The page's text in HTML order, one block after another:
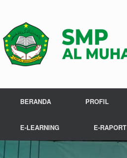
BERANDA PROFIL
E-LEARNING E-RAPORT